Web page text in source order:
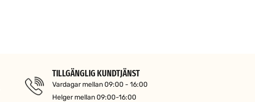
TILLGÄNGLIG KUNDTJÄNST
Vardagar mellan 09:00 - 16:00
Helger mellan 09:00-16:00